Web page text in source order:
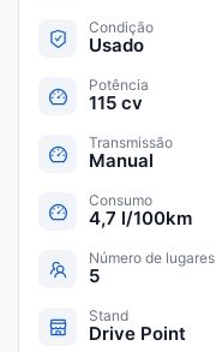
Condição
Usado
Potência
115 cv
Transmissão
Manual
Consumo
4,7 l/100km
Número de lugares
5
Stand
Drive Point